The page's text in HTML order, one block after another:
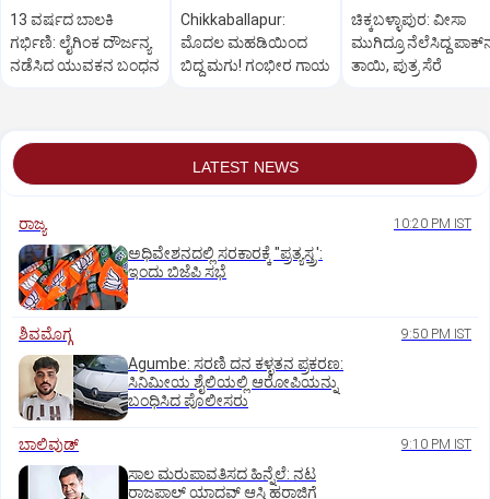
13 ವರ್ಷದ ಬಾಲಕಿ
ಗರ್ಭಿಣಿ: ಲೈಗಿಂಕ ದೌರ್ಜನ್ಯ
ನಡೆಸಿದ ಯುವಕನ ಬಂಧನ
Chikkaballapur:
ಮೊದಲ ಮಹಡಿಯಿಂದ
ಬಿದ್ದ ಮಗು! ಗಂಭೀರ ಗಾಯ
ಚಿಕ್ಕಬಳ್ಳಾಪುರ: ವೀಸಾ
ಮುಗಿದ್ರೂ ನೆಲೆಸಿದ್ದ
ತಾಯಿ, ಪುತ್ರ ಸೆರೆ
LATEST NEWS
ರಾಜ್ಯ 10:20 PM IST
ಅಧಿವೇಶನದಲ್ಲಿ ಸರಕಾರಕ್ಕೆ "ಪ್ರತ್ಯಸ್ತ್ರ':
ಇಂದು ಬಿಜೆಪಿ ಸಭೆ
ಶಿವಮೊಗ್ಗ 9:50 PM IST
Agumbe: ಸರಣಿ ದನ ಕಳ್ಳತನ ಪ್ರಕರಣ:
ಸಿನಿಮೀಯ ಶೈಲಿಯಲ್ಲಿ ಆರೋಪಿಯನ್ನು
ಬಂಧಿಸಿದ ಪೊಲೀಸರು
ಬಾಲಿವುಡ್‌ 9:10 PM IST
ಸಾಲ ಮರುಪಾವತಿಸದ ಹಿನ್ನೆಲೆ: ನಟ
ರಾಜಪಾಲ್ ಯಾದವ್‌ ಆಸ್ತಿ ಹರಾಜಿಗೆ